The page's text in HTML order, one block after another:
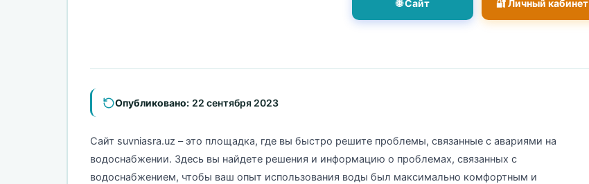
🌐 Сайт 🔐 Личный кабинет
Опубликовано: 22 сентября 2023
Сайт suvniasra.uz – это площадка, где вы быстро решите проблемы, связанные с авариями на
водоснабжении. Здесь вы найдете решения и информацию о проблемах, связанных с
водоснабжением, чтобы ваш опыт использования воды был максимально комфортным и